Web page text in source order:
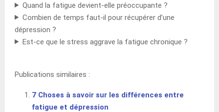
Quand la fatigue devient-elle préoccupante ?
Combien de temps faut-il pour récupérer d’une
dépression ?
Est-ce que le stress aggrave la fatigue chronique ?
Publications similaires :
7 Choses à savoir sur les différences entre
fatigue et dépression